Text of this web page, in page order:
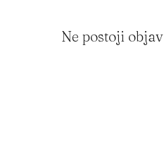
Ne postoji